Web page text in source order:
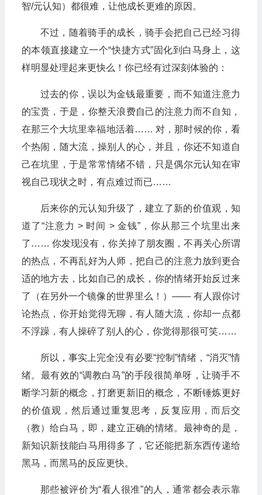
智/元认知）都很难，让他成长更难的原因。
不过，随着骑手的成长，骑手会把自己已经习得
的本领直接建立一个“快捷方式”固化到白马身上，这
样明显处理起来更快么！你已经有过深刻体验的：
过去的你，误以为金钱最重要，而不知道注意力
的宝贵，于是，你整天浪费自己的注意力而不自知，
在那三个大坑里幸福地活着…… 对，那时候的你，看
个热闹，随大流，操别人的心，并且，你还不知道自
己在坑里，于是常常情绪不错，只是偶尔元认知在审
视自己现状之时，有点难过而已……
后来你的元认知升级了，建立了新的价值观，知
道了“注意力 > 时间 > 金钱”，你从那三个坑里出来
了…… 你发现没有，你关掉了朋友圈，不再关心所谓
的热点，不再乱好为人师，把自己的注意力放到更合
适的地方去，比如自己的成长，你的情绪开始反过来
了（在另外一个镜像的世界里么！）—— 有人跟你讨
论热点，你开始觉得无聊，有人随大流，你却一点都
不浮躁，有人操碎了别人的心，你觉得那很可笑……
所以，事实上完全没有必要“控制”情绪，“消灭”情
绪。最有效的“调教白马”的手段很简单呀，让骑手不
断学习新的概念，打磨更新旧的概念，不断锤炼更好
的价值观，然后通过重复思考，反复应用，而后交
（教）给白马，即，建立正确的情绪。最神奇的是，
新知识新技能白马用得多了，它还能把新东西传递给
黑马，而黑马的反应更快。
那些被评价为“看人很准”的人，通常都会表示靠